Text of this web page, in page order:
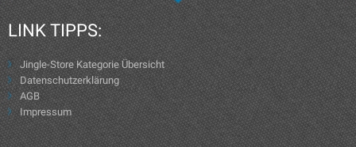
LINK TIPPS:
Jingle-Store Kategorie Übersicht
Datenschutzerklärung
AGB
Impressum